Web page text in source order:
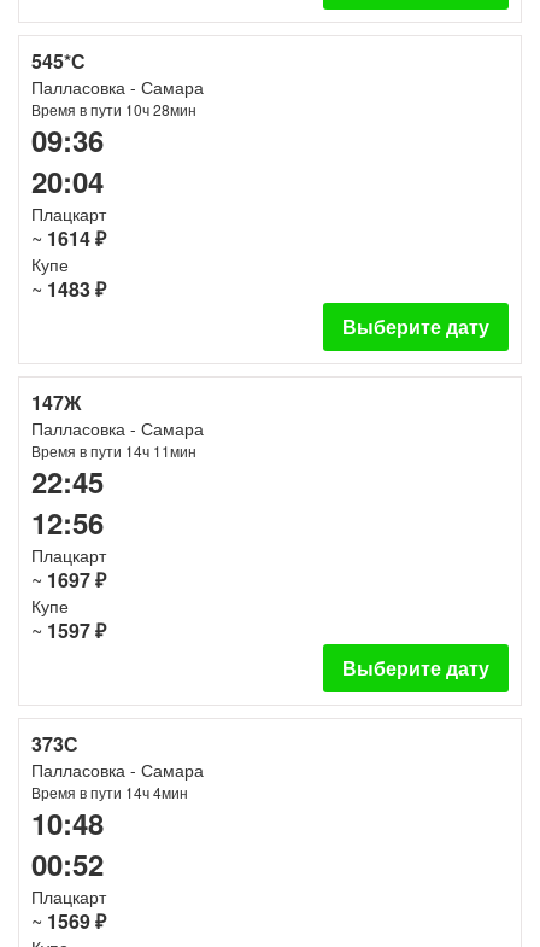
545*С
Палласовка - Самара
Время в пути 10ч 28мин
09:36
20:04
Плацкарт
~ 1614 ₽
Купе
~ 1483 ₽
Выберите дату
147Ж
Палласовка - Самара
Время в пути 14ч 11мин
22:45
12:56
Плацкарт
~ 1697 ₽
Купе
~ 1597 ₽
Выберите дату
373С
Палласовка - Самара
Время в пути 14ч 4мин
10:48
00:52
Плацкарт
~ 1569 ₽